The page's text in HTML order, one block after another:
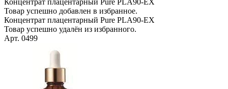
Товар успешно добавлен в избранное.
Концентрат плацентарный Pure PLA90-EX
Товар успешно удалён из избранного.
Арт. 0499